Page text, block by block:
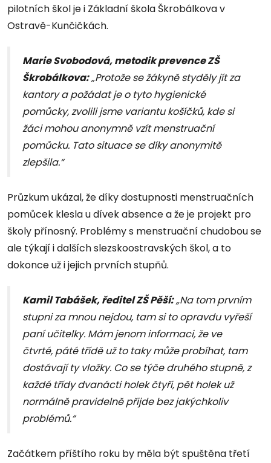
pilotních škol je i Základní škola Škrobálkova v
Ostravě-Kunčičkách.
Marie Svobodová, metodik prevence ZŠ
Škrobálkova:„Protože se žákyně styděly jít za
kantory a požádat je o tyto hygienické
pomůcky, zvolili jsme variantu košíčků, kde si
žáci mohou anonymně vzít menstruační
pomůcku. Tato situace se díky anonymitě
zlepšila.“
Průzkum ukázal, že díky dostupnosti menstruačních
pomůcek klesla u dívek absence a že je projekt pro
školy přínosný. Problémy s menstruační chudobou se
ale týkají i dalších slezskoostravských škol, a to
dokonce už i jejich prvních stupňů.
Kamil Tabášek, ředitel ZŠ Pěší:„Na tom prvním
stupni za mnou nejdou, tam si to opravdu vyřeší
paní učitelky. Mám jenom informaci, že ve
čtvrté, páté třídě už to taky může probíhat, tam
dostávají ty vložky. Co se týče druhého stupně, z
každé třídy dvanácti holek čtyři, pět holek už
normálně pravidelně přijde bez jakýchkoliv
problémů.“
Začátkem příštího roku by měla být spuštěna třetí